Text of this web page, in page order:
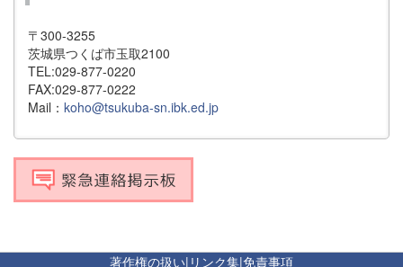
〒300-3255
茨城県つくば市玉取2100
TEL:029-877-0220
FAX:029-877-0222
Mail： koho@tsukuba-sn.ibk.ed.jp
著作権の扱い| リンク集|免責事項